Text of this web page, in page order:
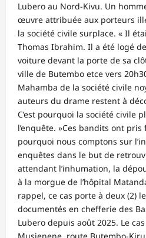
Lubero au Nord-Kivu. Un
œuvre attribuée aux porteurs
la société civile surplace. « Il
Thomas Ibrahim. Il a été logé
voiture devant la porte de sa
ville de Butembo etce vers
Mahamba de la société civile
auteurs du drame restent à
C’est pourquoi la société civile
l’enquête. »Ces bandits ont pris
pourquoi nous comptons sur
enquêtes dans le but de
attendant l’inhumation, la
à la morgue de l’hôpital
rappel, ce cas porte à deux (2)
documentés en chefferie des
Lubero depuis août 2025. Le